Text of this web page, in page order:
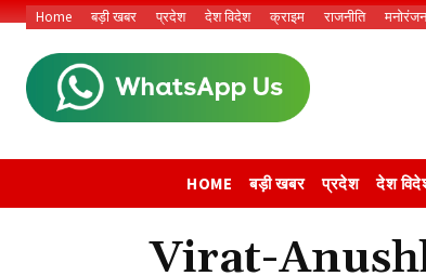
Home बड़ी खबर प्रदेश देश विदेश क्राइम राजनीति मनोरंजन
HOME बड़ी खबर प्रदेश देश
Virat-